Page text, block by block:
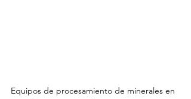
Equipos de procesamiento de minerales en